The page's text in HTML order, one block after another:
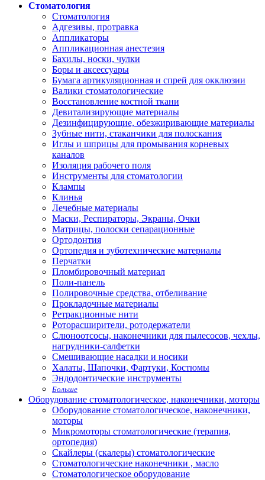
Стоматология
Стоматология
Адгезивы, протравка
Аппликаторы
Аппликационная анестезия
Бахилы, носки, чулки
Боры и аксессуары
Бумага артикуляционная и спрей для окклюзии
Валики стоматологические
Восстановление костной ткани
Девитализирующие материалы
Дезинфицирующие, обезжиривающие материалы
Зубные нити, стаканчики для полоскания
Иглы и шприцы для промывания корневых
каналов
Изоляция рабочего поля
Инструменты для стоматологии
Клампы
Клинья
Лечебные материалы
Маски, Респираторы, Экраны, Очки
Матрицы, полоски сепарационные
Ортодонтия
Ортопедия и зуботехнические материалы
Перчатки
Пломбировочный материал
Поли-панель
Полировочные средства, отбеливание
Прокладочные материалы
Ретракционные нити
Роторасширители, ротодержатели
Слюноотсосы, наконечники для пылесосов, чехлы,
нагрудники-салфетки
Смешивающие насадки и носики
Халаты, Шапочки, Фартуки, Костюмы
Эндодонтические инструменты
Больше
Оборудование стоматологическое, наконечники, моторы
Оборудование стоматологическое, наконечники,
моторы
Микромоторы стоматологические (терапия,
ортопедия)
Скайлеры (скалеры) стоматологические
Стоматологические наконечники , масло
Стоматологическое оборудование